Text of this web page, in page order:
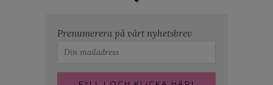
Prenumerera på vårt nyhetsbrev